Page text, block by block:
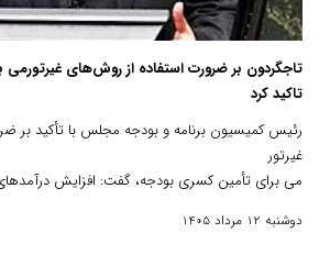
تاجگردون بر ضرورت استفاده از روش‌های
تاکید کرد
رئیس کمیسیون برنامه و بودجه مجلس با تأکید بر
غیرتور
می برای تأمین کسری بودجه، گفت: افزایش درآمدهای
دوشنبه 12 مرداد 1405